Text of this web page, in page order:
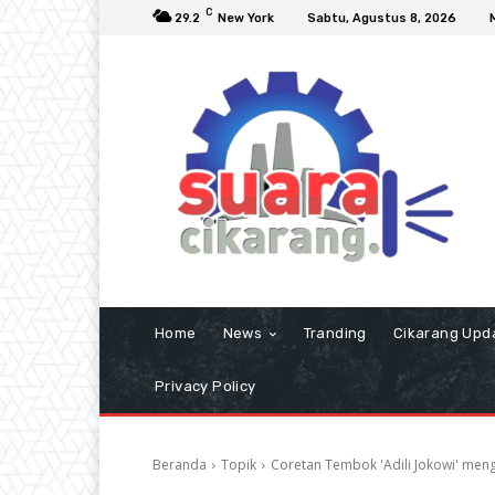
29.2 C New York Sabtu, Agustus 8, 2026
Home News Tranding Cikarang
Privacy Policy
Beranda Topik Coretan Tembok 'Adili Jokowi'